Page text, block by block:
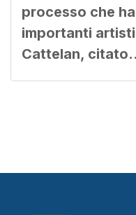
processo che
importanti
Cattelan,